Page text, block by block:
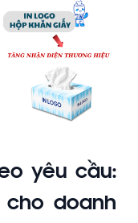
yêu cầu:
doanh